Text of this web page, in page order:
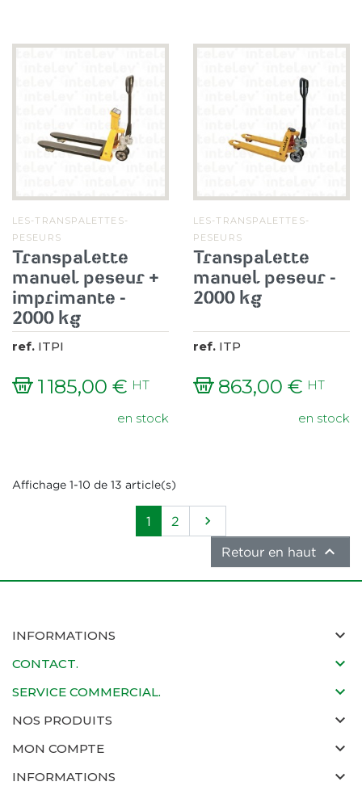
LES-TRANSPALETTES-
PESEURS
Transpalette
manuel peseur +
imprimante -
2000 kg
ref. ITPI
Prix
1 185,00 € HT
en stock
LES-TRANSPALETTES-
PESEURS
Transpalette
manuel peseur -
2000 kg
ref. ITP
Prix
863,00 € HT
en stock
Affichage 1-10 de 13 article(s)
1 2 Suivant

Retour en haut 
INFORMATIONS
CONTACT.
SERVICE COMMERCIAL.
NOS PRODUITS
MON COMPTE
INFORMATIONS